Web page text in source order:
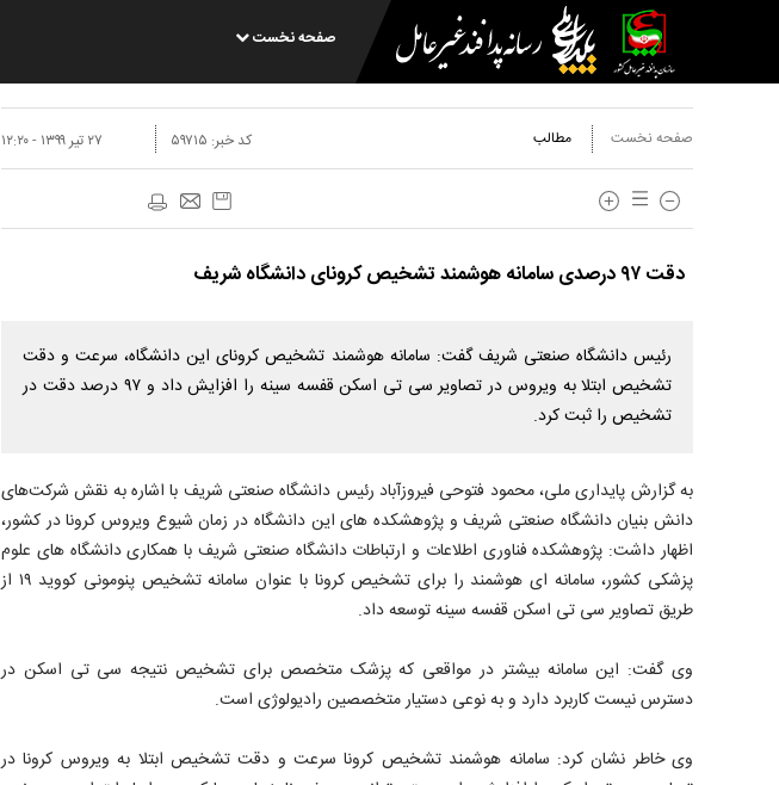
صفحه نخست
صفحه نخست مطالب ۲۷ تير ۱۳۹۹ - ۱۲:۲۰ کد خبر: ۵۹۷۱۵
دقت ۹۷ درصدی سامانه هوشمند تشخیص کرونای دانشگاه شریف
رئیس دانشگاه صنعتی شریف گفت: سامانه هوشمند تشخیص کرونای این دانشگاه، سرعت و دقت
تشخیص ابتلا به ویروس در تصاویر سی تی اسکن قفسه سینه را افزایش داد و ۹۷ درصد دقت در
تشخیص را ثبت کرد.
به گزارش پایداری ملی، محمود فتوحی فیروزآباد رئیس دانشگاه صنعتی شریف با اشاره به نقش شرکت‌‌های
دانش بنیان دانشگاه صنعتی شریف و پژوهشکده های این دانشگاه در زمان شیوع ویروس کرونا در کشور،
اظهار داشت: پژوهشکده فناوری اطلاعات و ارتباطات دانشگاه صنعتی شریف با همکاری دانشگاه‌ های علوم
پزشکی کشور، سامانه ای هوشمند را برای تشخیص کرونا با عنوان سامانه تشخیص پنومونی کووید ۱۹ از
طریق تصاویر سی تی اسکن قفسه سینه توسعه داد.
وی گفت: این سامانه بیشتر در مواقعی که پزشک متخصص برای تشخیص نتیجه سی تی اسکن در
دسترس نیست کاربرد دارد و به نوعی دستیار متخصصین رادیولوژی است.
وی خاطر نشان کرد: سامانه هوشمند تشخیص کرونا سرعت و دقت تشخیص ابتلا به ویروس کرونا در